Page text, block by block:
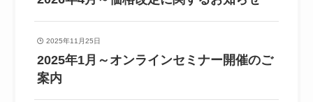
2025年11月25日
2025年1月～オンラインセミナー開催のご
案内